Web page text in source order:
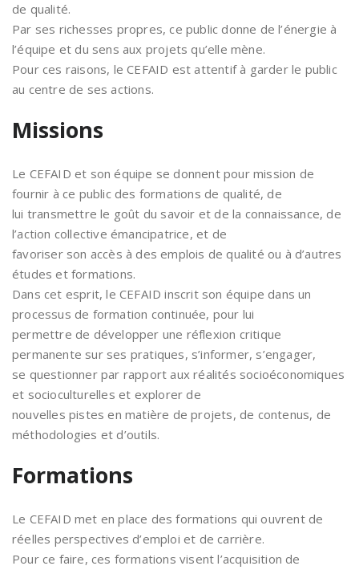
de qualité.
Par ses richesses propres, ce public donne de l’énergie à
l’équipe et du sens aux projets qu’elle mène.
Pour ces raisons, le CEFAID est attentif à garder le public
au centre de ses actions.
Missions
Le CEFAID et son équipe se donnent pour mission de
fournir à ce public des formations de qualité, de
lui transmettre le goût du savoir et de la connaissance, de
l’action collective émancipatrice, et de
favoriser son accès à des emplois de qualité ou à d’autres
études et formations.
Dans cet esprit, le CEFAID inscrit son équipe dans un
processus de formation continuée, pour lui
permettre de développer une réflexion critique
permanente sur ses pratiques, s’informer, s’engager,
se questionner par rapport aux réalités socioéconomiques
et socioculturelles et explorer de
nouvelles pistes en matière de projets, de contenus, de
méthodologies et d’outils.
Formations
Le CEFAID met en place des formations qui ouvrent de
réelles perspectives d’emploi et de carrière.
Pour ce faire, ces formations visent l’acquisition de